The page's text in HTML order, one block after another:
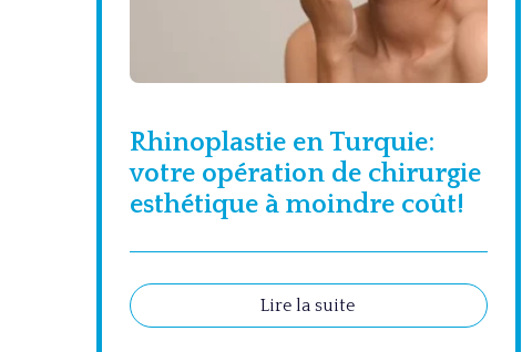
Rhinoplastie en Turquie:
votre opération de chirurgie
esthétique à moindre coût!
Lire la suite